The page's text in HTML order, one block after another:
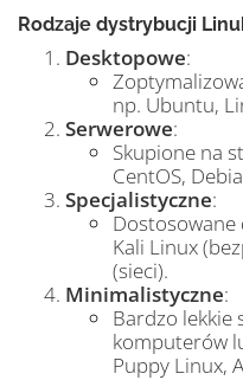
Rodzaje dystrybucji
Desktopowe:
np. Ubuntu,
Serwerowe:
Skupione na
CentOS,
Specjalistyczne:
Dostosowane
Kali Linux
(sieci).
Minimalistyczne:
Bardzo lekkie
komputerów
Puppy Linux,